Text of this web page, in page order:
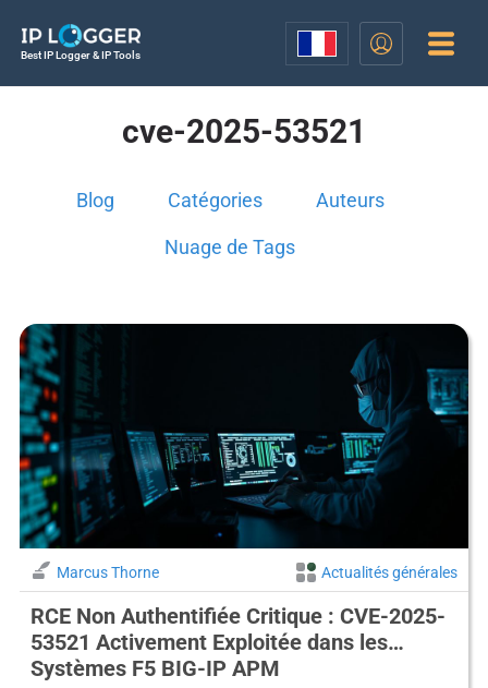
Best IP Logger & IP Tools
cve-2025-53521
Blog Catégories Auteurs
Nuage de Tags
Marcus Thorne Actualités générales
RCE Non Authentifiée Critique : CVE-2025-
53521 Activement Exploitée dans les
Systèmes F5 BIG-IP APM